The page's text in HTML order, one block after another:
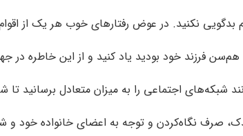
بدگویی نکنید. در عوض رفتارهای خوب هر یک از
فرزند خود بودید یاد کنید و از این خاطره در
شبکه‌های اجتماعی را به میزان متعادل برسانید
صرف نگاه‌کردن و توجه به اعضای خانواده خود